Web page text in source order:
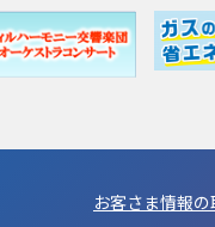
お客さま情報